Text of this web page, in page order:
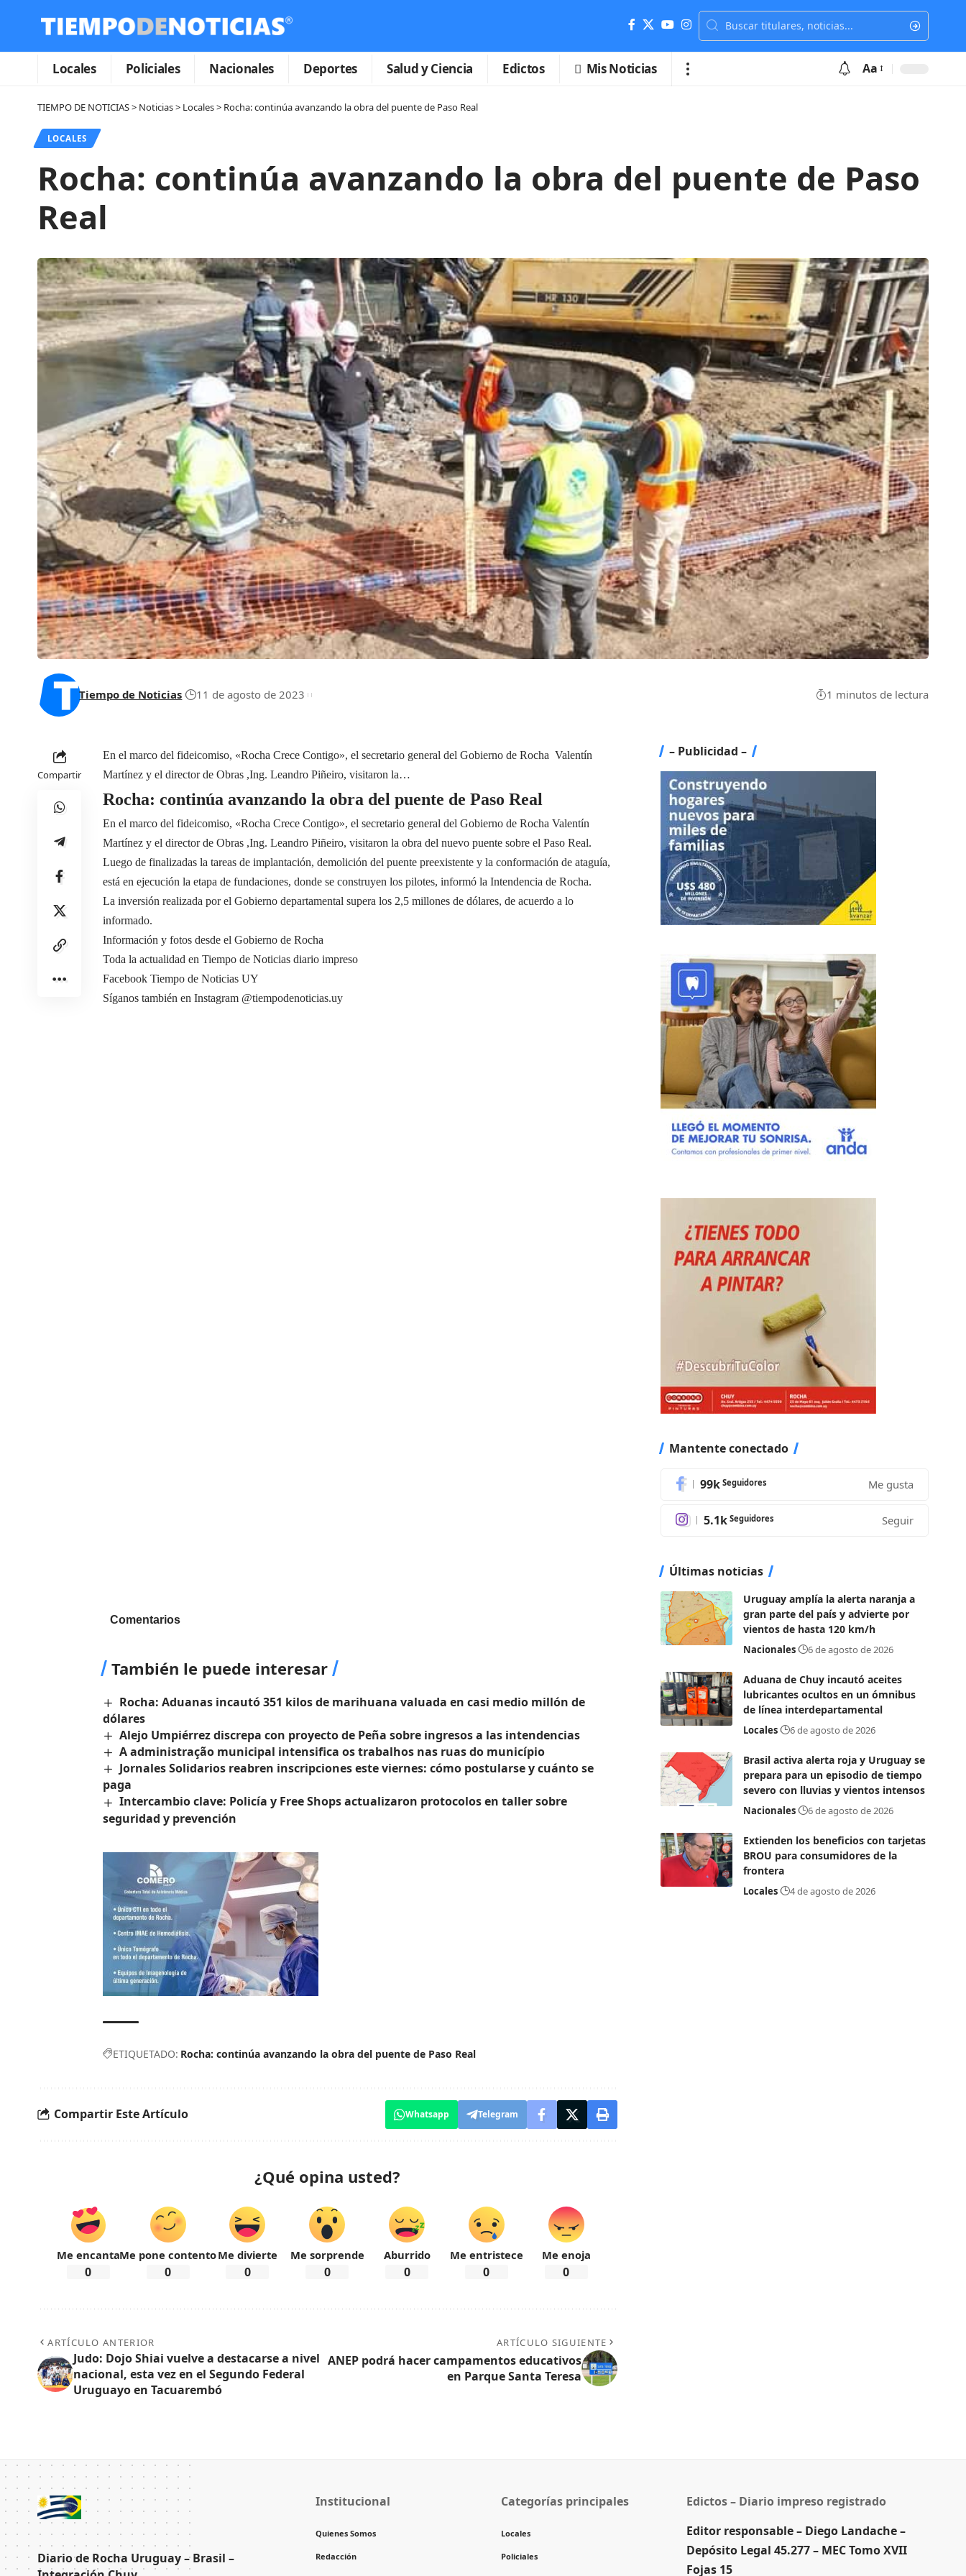
Locales Policiales Nacionales Deportes Salud y Ciencia Edictos Mis Noticias Aa
TIEMPO DE NOTICIAS> Noticias> Locales> Rocha: continúa avanzando la obra del puente de Paso Real
LOCALES
Rocha: continúa avanzando la obra del puente de Paso
Real
Tiempo de Noticias 11 de agosto de 2023 1 minutos de lectura
Compartir
En el marco del fideicomiso, «Rocha Crece Contigo», el secretario general del Gobierno de Rocha Valentín
Martínez y el director de Obras ,Ing. Leandro Piñeiro, visitaron la…
Rocha: continúa avanzando la obra del puente de Paso Real
En el marco del fideicomiso, «Rocha Crece Contigo», el secretario general del Gobierno de Rocha Valentín
Martínez y el director de Obras ,Ing. Leandro Piñeiro, visitaron la obra del nuevo puente sobre el Paso Real.
Luego de finalizadas la tareas de implantación, demolición del puente preexistente y la conformación de ataguía,
está en ejecución la etapa de fundaciones, donde se construyen los pilotes, informó la Intendencia de Rocha.
La inversión realizada por el Gobierno departamental supera los 2,5 millones de dólares, de acuerdo a lo
informado.
Información y fotos desde el Gobierno de Rocha
Toda la actualidad en Tiempo de Noticias diario impreso
Facebook Tiempo de Noticias UY
Síganos también en Instagram @tiempodenoticias.uy
Comentarios
También le puede interesar
Rocha: Aduanas incautó 351 kilos de marihuana valuada en casi medio millón de
dólares
Alejo Umpiérrez discrepa con proyecto de Peña sobre ingresos a las intendencias
A administração municipal intensifica os trabalhos nas ruas do município
Jornales Solidarios reabren inscripciones este viernes: cómo postularse y cuánto se
paga
Intercambio clave: Policía y Free Shops actualizaron protocolos en taller sobre
seguridad y prevención
ETIQUETADO: Rocha: continúa avanzando la obra del puente de Paso Real
Compartir Este Artículo Whatsapp Telegram
¿Qué opina usted?
Me encanta
0
Me pone contento
0
Me divierte
0
Me sorprende
0
Aburrido
0
Me entristece
0
Me enoja
0
ARTÍCULO ANTERIOR
Judo: Dojo Shiai vuelve a destacarse a nivel
nacional, esta vez en el Segundo Federal
Uruguayo en Tacuarembó
ARTÍCULO SIGUIENTE
ANEP podrá hacer campamentos educativos
en Parque Santa Teresa
– Publicidad –
Mantente conectado
99k Seguidores Me gusta
5.1k Seguidores Seguir
Últimas noticias
Uruguay amplía la alerta naranja a
gran parte del país y advierte por
vientos de hasta 120 km/h
Nacionales 6 de agosto de 2026
Aduana de Chuy incautó aceites
lubricantes ocultos en un ómnibus
de línea interdepartamental
Locales 6 de agosto de 2026
Brasil activa alerta roja y Uruguay se
prepara para un episodio de tiempo
severo con lluvias y vientos intensos
Nacionales 6 de agosto de 2026
Extienden los beneficios con tarjetas
BROU para consumidores de la
frontera
Locales 4 de agosto de 2026
Diario de Rocha Uruguay – Brasil –
Institucional
Quienes Somos
Redacción
Categorías principales
Locales
Policiales
Edictos – Diario impreso registrado
Editor responsable – Diego Landache –
Depósito Legal 45.277 – MEC Tomo XVII
Fojas 15